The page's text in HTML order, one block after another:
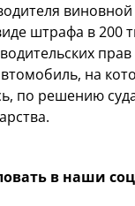
штрафа в 200
прав
на
по решению
в наши